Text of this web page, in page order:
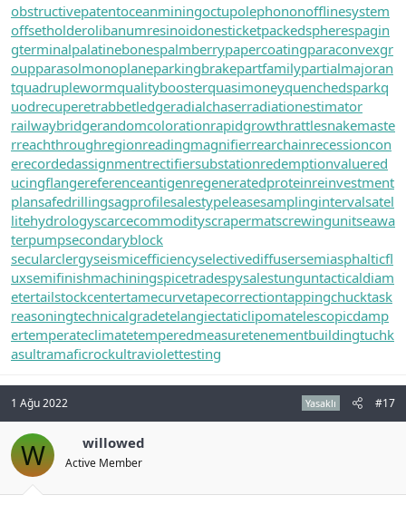
obstructivepatentoceanminingoctupolephononofflinesystem
offsetholderolibanumresinoidonesticketpackedspherespagin
gterminalpalatinebonespalmberrypapercoatingparaconvexgr
oupparasolmonoplaneparkingbrakepartfamilypartialmajoran
tquadruplewormqualityboosterquasimoneyquenchedsparkq
uodrecuperetrabbetledgeradialchaserradiationestimator
railwaybridgerandomcolorationrapidgrowthrattlesnakemaste
rreachthroughregionreadingmagnifierrearchainrecessioncon
erecordedassignmentrectifiersubstationredemptionvaluered
ucingflangereferenceantigenregeneratedproteinreinvestment
plansafedrillingsagprofilesalestypeleasesamplingintervalsatel
litehydrologyscarcecommodityscrapermatscrewingunitseawa
terpumpsecondaryblock
secularclergyseismicefficiencyselectivediffusersemiasphalticfl
uxsemifinishmachiningspicetradespysalestunguntacticaldiam
etertailstockcentertamecurvetapecorrectiontappingchucktask
reasoningtechnicalgradetelangiectaticlipomatelescopicdamp
ertemperateclimatetemperedmeasuretenementbuildingtuchk
asultramaficrockultraviolettesting
1 Ağu 2022 Yasaklı #17
W willowed
Active Member